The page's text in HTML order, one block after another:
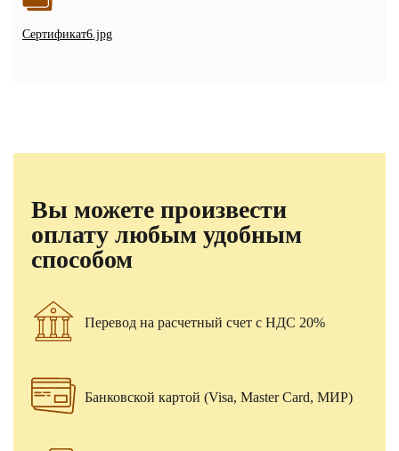
Сертификат6.jpg
Вы можете произвести
оплату любым удобным
способом
Перевод на расчетный счет с НДС 20%
Банковской картой (Visa, Master Card, МИР)